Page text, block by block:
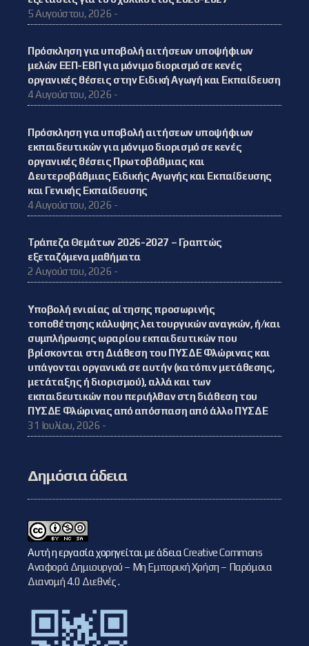
5 Αυγούστου, 2026 -
Πρόσκληση για υποβολή αιτήσεων υποψήφιων
μελών ΕΕΠ-ΕΒΠ για μόνιμο διορισμό σε κενές
οργανικές θέσεις στην Ειδική Αγωγή και Εκπαίδευση
4 Αυγούστου, 2026 -
Πρόσκληση για υποβολή αιτήσεων υποψήφιων
εκπαιδευτικών για μόνιμο διορισμό σε κενές
οργανικές θέσεις Πρωτοβάθμιας και
Δευτεροβάθμιας Ειδικής Αγωγής και Εκπαίδευσης
και Γενικής Εκπαίδευσης
4 Αυγούστου, 2026 -
Τράπεζα Θεμάτων 2026-2027 – Γραπτώς
εξεταζόμενα μαθήματα
2 Αυγούστου, 2026 -
Υποβολή ενιαίας αίτησης προσωρινής
τοποθέτησης κάλυψης λειτουργικών αναγκών, ή/και
συμπλήρωσης ωραρίου εκπαιδευτικών που
βρίσκονται στη Διάθεση του ΠΥΣΔΕ Φλώρινας και
υπάγονται οργανικά σε αυτήν (κατόπιν μετάθεσης,
μετάταξης ή διορισμού), αλλά και των
εκπαιδευτικών που περιήλθαν στη διάθεση του
ΠΥΣΔΕ Φλώρινας από απόσπαση από άλλο ΠΥΣΔΕ
31 Ιουλίου, 2026 -
Δημόσια άδεια
Αυτή η εργασία χορηγείται με άδειαCreative Commons
Αναφορά Δημιουργού – Μη Εμπορική Χρήση – Παρόμοια
Διανομή 4.0 Διεθνές.